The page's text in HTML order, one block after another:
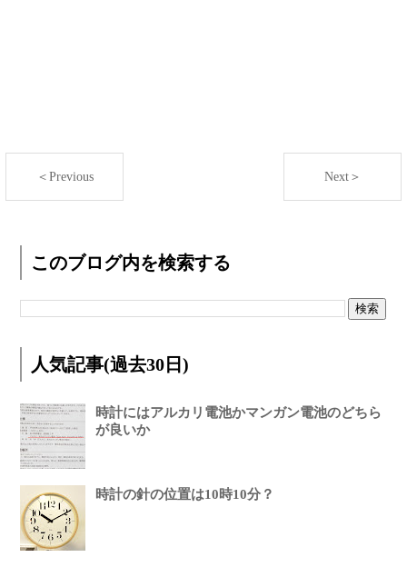
＜Previous Next＞
このブログ内を検索する
人気記事(過去30日)
時計にはアルカリ電池かマンガン電池のどちら
が良いか
時計の針の位置は10時10分？